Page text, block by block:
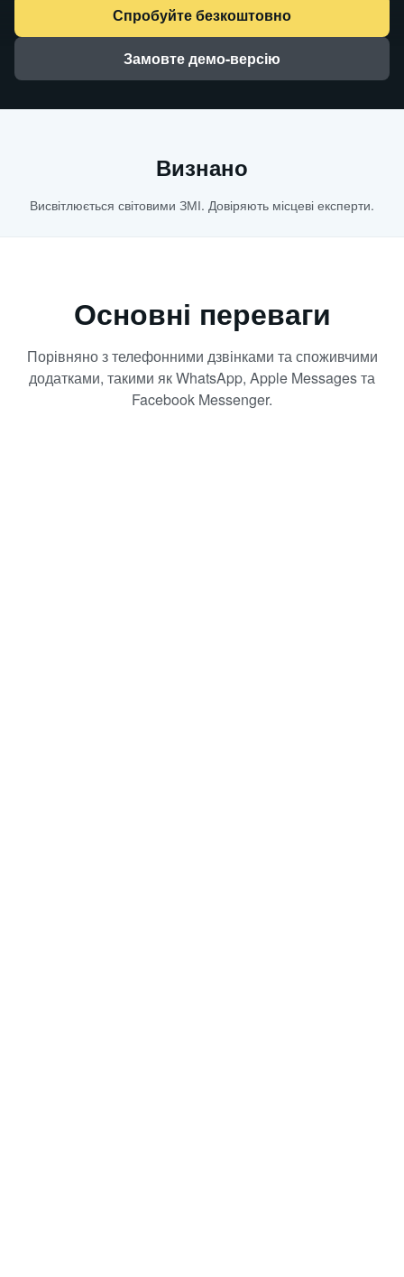
Спробуйте безкоштовно
Замовте демо-версію
Визнано
Висвітлюється світовими ЗМІ. Довіряють місцеві експерти.
Основні переваги
Порівняно з телефонними дзвінками та споживчими
додатками, такими як WhatsApp, Apple Messages та
Facebook Messenger.